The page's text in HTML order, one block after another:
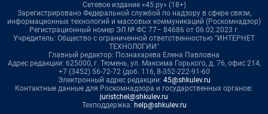
Сетевое издание «45.ру» (18+)
Зарегистрировано Федеральной службой по надзору в сфере связи,
информационных технологий и массовых коммуникаций (Роскомнадзор)
Регистрационный номер ЭЛ № ФС 77– 84686 от 06.02.2023 г.
Учредитель: Общество с ограниченной ответственностью "ИНТЕРНЕТ
ТЕХНОЛОГИИ"
Главный редактор: Познахарева Елена Павловна
Адрес редакции: 625000, г. Тюмень, ул. Максима Горького, д. 76, офис 214,
+7 (3452) 56-72-72 (доб. 116, 8-352-222-91-60
Электронный адрес редакции: 45@shkulev.ru
Контактные данные для Роскомнадзора и государственных органов:
juristchel@shkulev.ru
Техподдержка: help@shkulev.ru